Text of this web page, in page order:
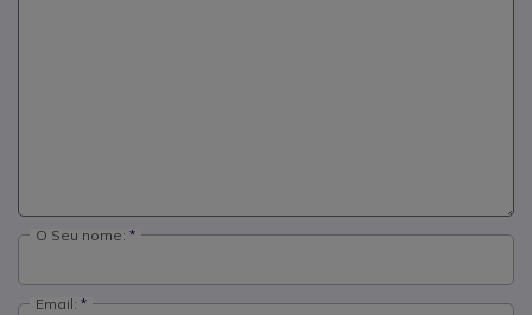
O Seu nome:
Email: